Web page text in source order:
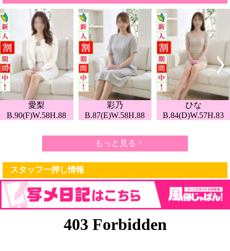
愛梨
B.90(F)W.58H.88
彩乃
B.87(E)W.58H.88
ひな
B.84(D)W.57H.83
もっと見る >
スタッフ一押し情報